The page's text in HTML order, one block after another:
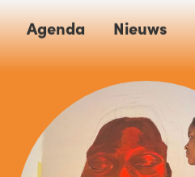
Agenda Nieuws